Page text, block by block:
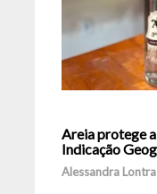
Areia protege
Indicação
Alessandra Lontra